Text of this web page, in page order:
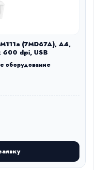
(7MD67A), А4,
dpi, USB
оборудование